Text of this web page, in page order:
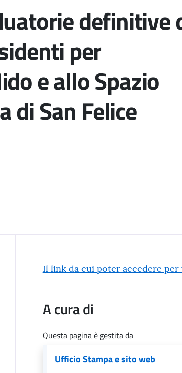
definitive
per
e allo Spazio
di San Felice
Contenuto
Il link da cui poter accedere per
A cura di
Questa pagina è gestita da
Ufficio Stampa e sito web